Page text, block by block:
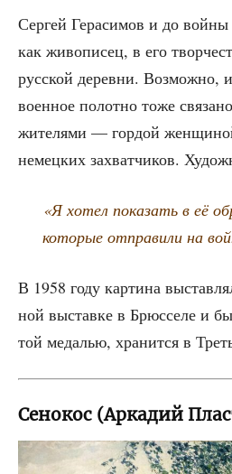
Сер­гей Гера­си­мов и до
как живо­пи­сец, в его
рус­ской дерев­ни. Воз­мож­но,
воен­ное полот­но тоже
жите­ля­ми — гор­дой
немец­ких захват­чи­ков.
«Я хотел пока­зать в её
кото­рые отпра­ви­ли на
В 1958 году кар­ти­на
ной выстав­ке в Брюс­се­ле и
той меда­лью, хра­нит­ся в
Сенокос (Аркадий